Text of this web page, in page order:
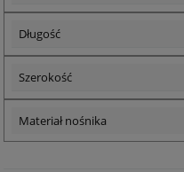
Długość
Szerokość
Materiał nośnika